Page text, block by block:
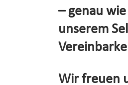
– genau
unserem
Wir freuen